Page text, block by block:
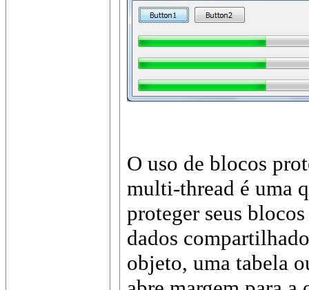
O uso de blocos
multi-thread é uma
proteger seus
dados
objeto, uma tabela